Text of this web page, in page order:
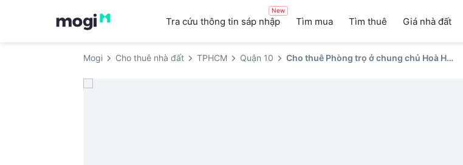
Tra cứu thông tin sáp nhập
New
Tìm mua Tìm thuê Giá nhà đất
Mogi Cho thuê nhà đất TPHCM Quận 10 Cho thuê Phòng trọ ở chung chủ Hoà Hưng